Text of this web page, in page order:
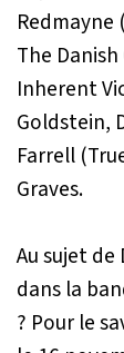
The
Inherent
Goldstein,
Farrell
Graves.
Au sujet
dans la
? Pour le